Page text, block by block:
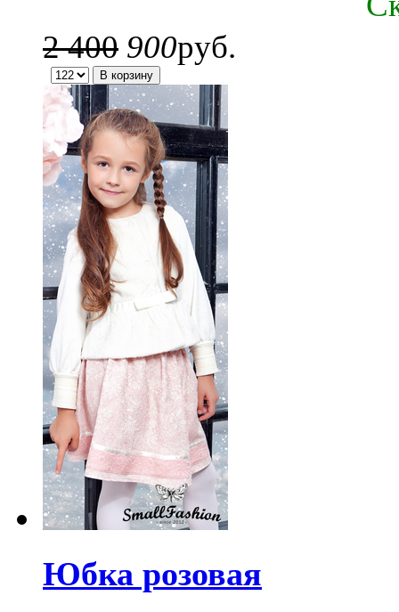
2 400 900руб.
Юбка розовая